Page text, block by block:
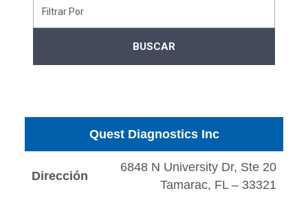
Quest Diagnostics Inc
Dirección
6848 N University Dr, Ste 20
Tamarac, FL – 33321